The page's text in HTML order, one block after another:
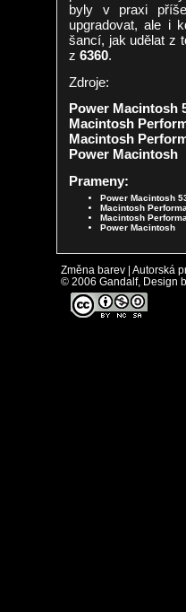
byly v praxi
upgradovat, ale i
šancí, jak udělat z
z 6360.
Zdroje:
Power Macintosh
Macintosh
Macintosh
Power Macintosh
Prameny:
Power Macintosh
Macintosh
Macintosh
Power Macintosh
Změna barev Autorská
© 2006 Gandalf, Design